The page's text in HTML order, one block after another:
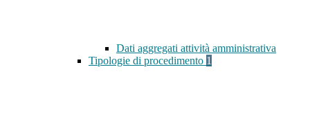
Dati aggregati attività amministrativa
Tipologie di procedimento 1